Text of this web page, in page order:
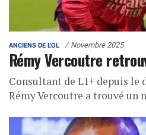
ANCIENS DE L'OL Novembre 2025
Rémy Vercoutre
Consultant de L1+ depuis le
Rémy Vercoutre a trouvé un